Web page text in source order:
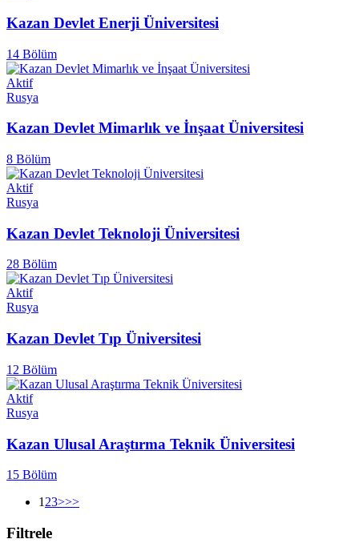
Kazan Devlet Enerji Üniversitesi
14 Bölüm
Aktif
Rusya
Kazan Devlet Mimarlık ve İnşaat Üniversitesi
8 Bölüm
Aktif
Rusya
Kazan Devlet Teknoloji Üniversitesi
28 Bölüm
Aktif
Rusya
Kazan Devlet Tıp Üniversitesi
12 Bölüm
Aktif
Rusya
Kazan Ulusal Araştırma Teknik Üniversitesi
15 Bölüm
1 23>>>
Filtrele